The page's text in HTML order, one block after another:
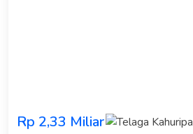
Rp 2,33 Miliar